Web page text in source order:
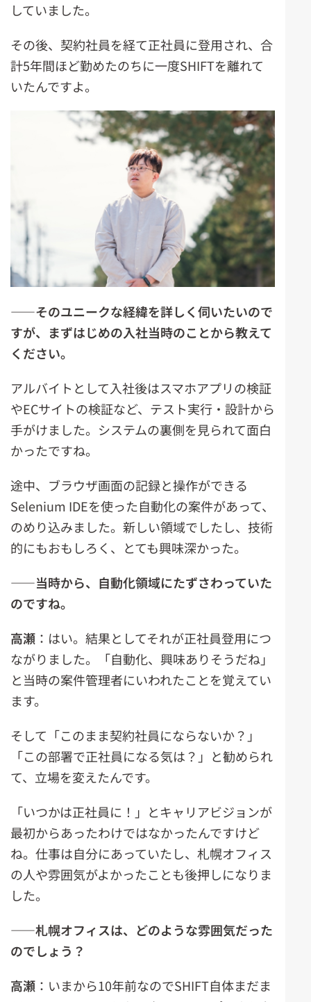
していました。
その後、契約社員を経て正社員に登用され、合
計5年間ほど勤めたのちに一度SHIFTを離れて
いたんですよ。
――そのユニークな経緯を詳しく伺いたいので
すが、まずはじめの入社当時のことから教えて
ください。
アルバイトとして入社後はスマホアプリの検証
やECサイトの検証など、テスト実行・設計から
手がけました。システムの裏側を見られて面白
かったですね。
途中、ブラウザ画面の記録と操作ができる
Selenium IDEを使った自動化の案件があって、
のめり込みました。新しい領域でしたし、技術
的にもおもしろく、とても興味深かった。
――当時から、自動化領域にたずさわっていた
のですね。
高瀬 ：はい。結果としてそれが正社員登用につ
ながりました。「自動化、興味ありそうだね」
と当時の案件管理者にいわれたことを覚えてい
ます。
そして「このまま契約社員にならないか？」
「この部署で正社員になる気は？」と勧められ
て、立場を変えたんです。
「いつかは正社員に！」とキャリアビジョンが
最初からあったわけではなかったんですけど
ね。仕事は自分にあっていたし、札幌オフィス
の人や雰囲気がよかったことも後押しになりま
した。
――札幌オフィスは、どのような雰囲気だった
のでしょう？
高瀬 ：いまから10年前なのでSHIFT自体まだま